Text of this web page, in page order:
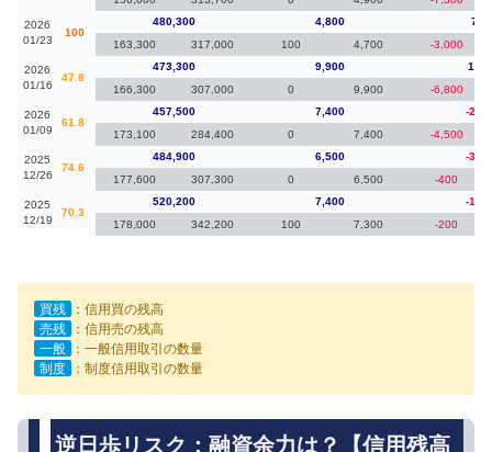
2026
01/23
100
480,300 4,800
163,300
317,000 100 4,700 -3,000
2026
01/16
47.8
473,300 9,900
166,300
307,000 0 9,900 -6,800
2026
01/09
61.8
457,500 7,400
-
173,100
284,400 0 7,400 -4,500
2025
12/26
74.6
484,900 6,500
-
177,600
307,300 0 6,500 -400
2025
12/19
70.3
520,200 7,400
-
178,000
342,200 100 7,300 -200
買残
：信用買の残高
売残
：信用売の残高
一般
：一般信用取引の数量
制度
：制度信用取引の数量
逆日歩リスク：融資余力は？【信用残高